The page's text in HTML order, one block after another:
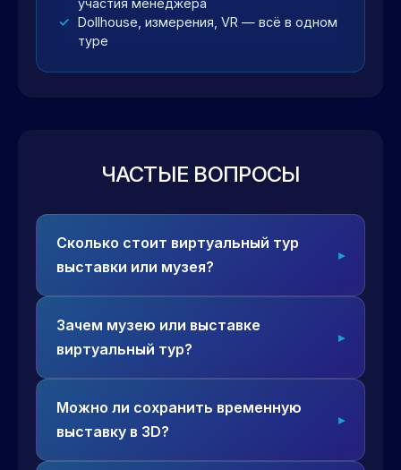
Dollhouse, измерения, VR — всё в одном
туре
ЧАСТЫЕ ВОПРОСЫ
Сколько стоит виртуальный тур
выставки или музея?
Зачем музею или выставке
виртуальный тур?
Можно ли сохранить временную
выставку в 3D?